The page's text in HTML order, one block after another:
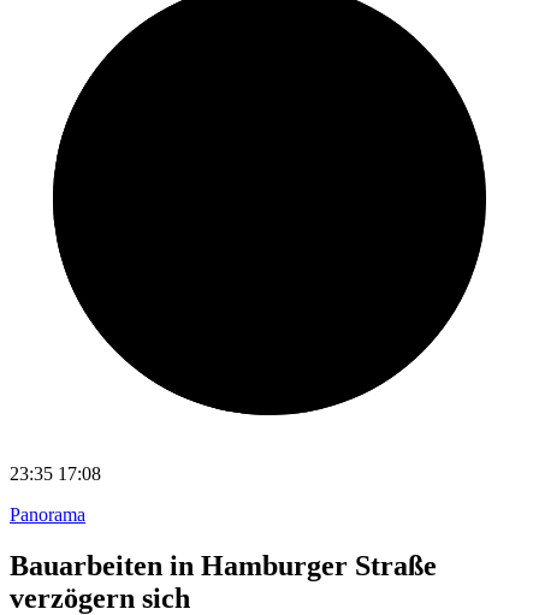
23:35 17:08
Panorama
Bauarbeiten in Hamburger Straße
verzögern sich